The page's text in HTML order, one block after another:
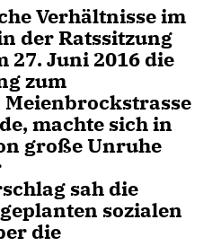
Verhältnisse im
der Ratssitzung
27. Juni 2016 die
zum
machte sich in
große Unruhe
sah die
sozialen
die